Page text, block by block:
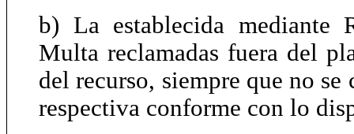
b) La establecida mediante
Multa reclamadas fuera del
del recurso, siempre que no
respectiva conforme con lo